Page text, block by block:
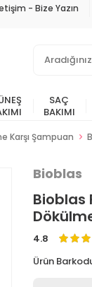
- Bize Yazın
SAÇ
BAKIMI
Karşı Şampuan
Bioblas
Bioblas
4.8
Ürün